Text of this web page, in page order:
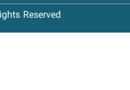
Reserved